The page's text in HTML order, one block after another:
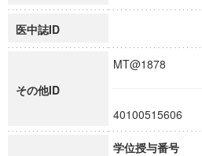
医中誌ID
その他ID
MT@1878
40100515606
学位授与番号